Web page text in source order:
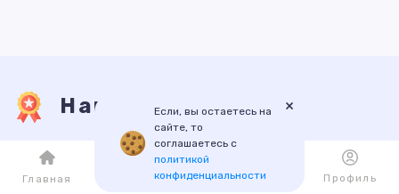
Наши услуги
ПРОДАЖА АРЕНДА НОВОСТРОЙКИ ИПОТЕКА
Если, вы остаетесь на
сайте, то
соглашаетесь с
политикой
конфиденциальности
×
Главная Каталог Избранное Профиль